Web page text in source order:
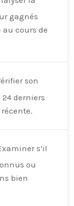
gagnés
cours de
son
derniers
s’il
ou
bien